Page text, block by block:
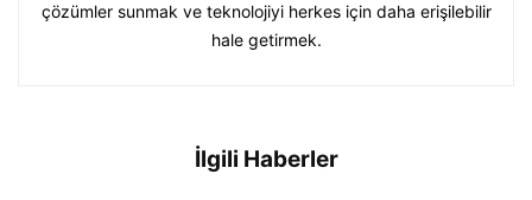
çözümler sunmak ve teknolojiyi herkes için daha erişilebilir
hale getirmek.
İlgili Haberler